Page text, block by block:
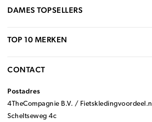
DAMES TOPSELLERS
TOP 10 MERKEN
CONTACT
Postadres
4TheCompagnie B.V. / Fietskledingvoordeel.nl
Scheltseweg 4c